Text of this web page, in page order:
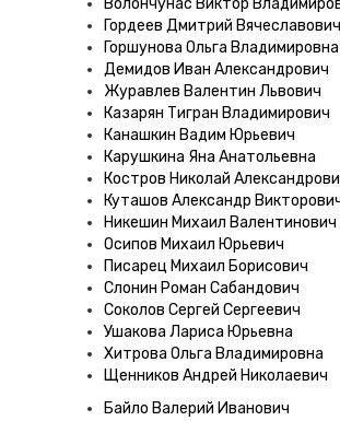
Волончунас Виктор
Гордеев Дмитрий Вячеславович
Горшунова Ольга Владимировна
Демидов Иван Александрович
Журавлев Валентин Львович
Казарян Тигран Владимирович
Канашкин Вадим Юрьевич
Карушкина Яна Анатольевна
Костров Николай
Куташов Александр
Никешин Михаил Валентинович
Осипов Михаил Юрьевич
Писарец Михаил Борисович
Слонин Роман Сабандович
Соколов Сергей Сергеевич
Ушакова Лариса Юрьевна
Хитрова Ольга Владимировна
Щенников Андрей Николаевич
Байло Валерий Иванович